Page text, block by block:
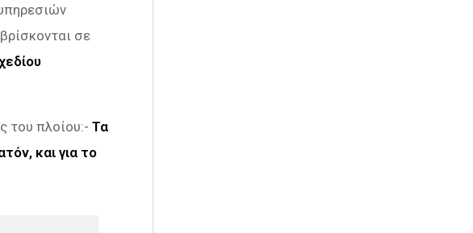
σε
του πλοίου:- Τα
και για το